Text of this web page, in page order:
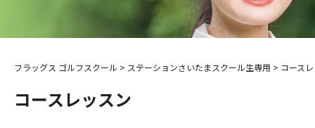
フラッグス ゴルフスクール > ステーションさいたまスクール生専用 > コース
コースレッスン